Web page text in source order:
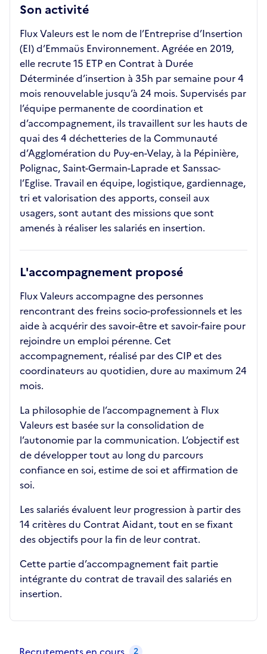
Son activité
Flux Valeurs est le nom de l’Entreprise d’Insertion
(EI) d’Emmaüs Environnement. Agréée en 2019,
elle recrute 15 ETP en Contrat à Durée
Déterminée d’insertion à 35h par semaine pour 4
mois renouvelable jusqu’à 24 mois. Supervisés par
l’équipe permanente de coordination et
d’accompagnement, ils travaillent sur les hauts de
quai des 4 déchetteries de la Communauté
d’Agglomération du Puy-en-Velay, à la Pépinière,
Polignac, Saint-Germain-Laprade et Sanssac-
l’Eglise. Travail en équipe, logistique, gardiennage,
tri et valorisation des apports, conseil aux
usagers, sont autant des missions que sont
amenés à réaliser les salariés en insertion.
L'accompagnement proposé
Flux Valeurs accompagne des personnes
rencontrant des freins socio-professionnels et les
aide à acquérir des savoir-être et savoir-faire pour
rejoindre un emploi pérenne. Cet
accompagnement, réalisé par des CIP et des
coordinateurs au quotidien, dure au maximum 24
mois.
La philosophie de l’accompagnement à Flux
Valeurs est basée sur la consolidation de
l’autonomie par la communication. L’objectif est
de développer tout au long du parcours
confiance en soi, estime de soi et affirmation de
soi.
Les salariés évaluent leur progression à partir des
14 critères du Contrat Aidant, tout en se fixant
des objectifs pour la fin de leur contrat.
Cette partie d’accompagnement fait partie
intégrante du contrat de travail des salariés en
insertion.
2